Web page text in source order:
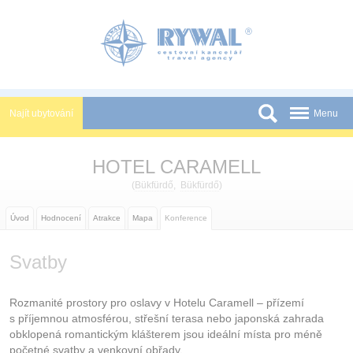
Najít ubytování
Partneři
Kontakt
Menu
HOTEL CARAMELL
( Bükfürdő, Bükfürdő)
Úvod Hodnocení Atrakce Mapa Konference
Svatby
Rozmanité prostory pro oslavy v Hotelu Caramell – přízemí
s příjemnou atmosférou, střešní terasa nebo japonská zahrada
obklopená romantickým klášterem jsou ideální místa pro méně
početné svatby a venkovní obřady.